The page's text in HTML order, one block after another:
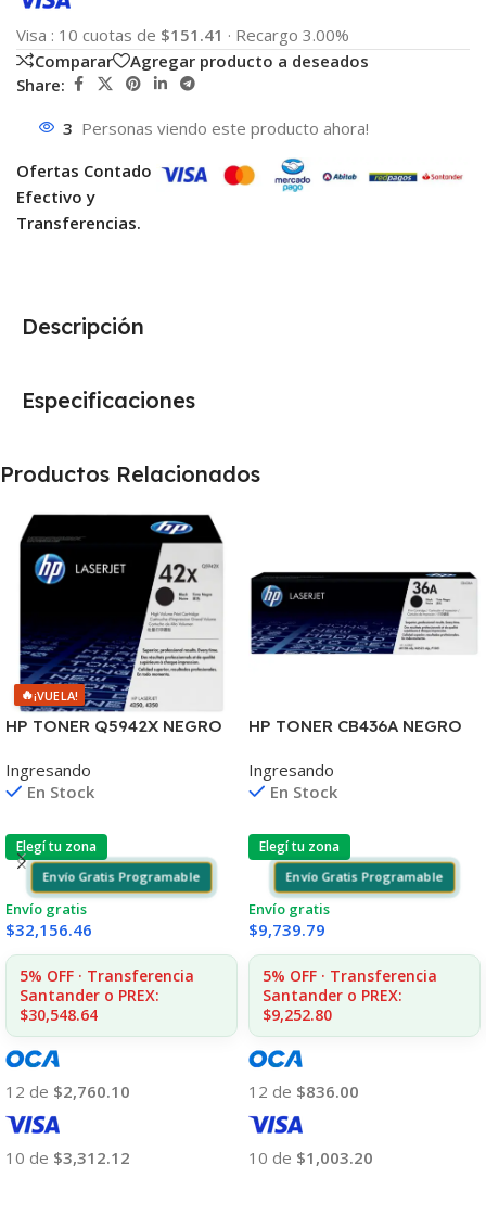
Visa : 10 cuotas de $151.41 · Recargo 3.00%
Comparar
Agregar producto a deseados
Share:
3 Personas viendo este producto ahora!
Ofertas Contado
Efectivo y
Transferencias.
Descripción
Especificaciones
Productos Relacionados
🔥¡VUELA!
HP TONER Q5942X NEGRO
COPIAS (D)
Ingresando
En Stock
Elegí tu zona
Envío Gratis Programable
Envío gratis
$32,156.46
5% OFF · Transferencia
Santander o PREX:
$30,548.64
12 de $2,760.10
10 de $3,312.12
HP TONER CB436A NEGRO
2.000 COPIAS
Ingresando
En Stock
Elegí tu zona
Envío Gratis Programable
Envío gratis
$9,739.79
5% OFF · Transferencia
Santander o PREX:
$9,252.80
12 de $836.00
10 de $1,003.20